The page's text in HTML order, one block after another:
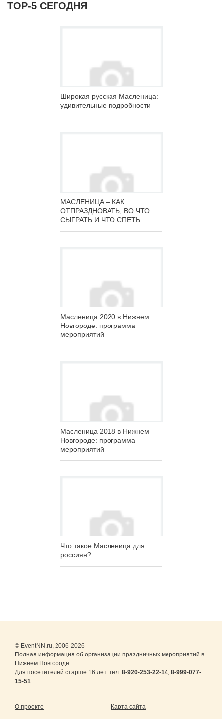
ТОР-5 СЕГОДНЯ
Широкая русская Масленица:
удивительные подробности
МАСЛЕНИЦА – КАК
ОТПРАЗДНОВАТЬ, ВО ЧТО
СЫГРАТЬ И ЧТО СПЕТЬ
Масленица 2020 в Нижнем
Новгороде: программа
мероприятий
Масленица 2018 в Нижнем
Новгороде: программа
мероприятий
Что такое Масленица для
россиян?
© EventNN.ru, 2006-2026
Полная информация об организации праздничных мероприятий в
Нижнем Новгороде.
Для посетителей старше 16 лет. тел. 8-920-253-22-14, 8-999-077-
15-51
О проекте Карта сайта